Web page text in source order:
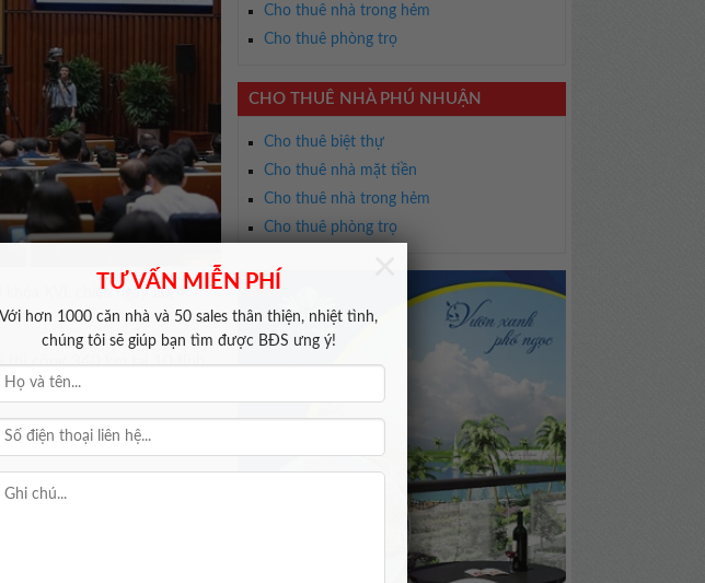
TƯ VẤN MIỄN PHÍ
Với hơn 1000 căn nhà và 50 sales thân thiện, nhiệt tình,
chúng tôi sẽ giúp bạn tìm được BĐS ưng ý!
XVI, chiều ngày 20/4.
thi công 340 km tại 10 tỉnh,
năm 2026.
đường bộ ven biển để
tổng chiều dài 6.658 km;
dựng từ lâu; riêng tuyến Hà
tuyến đường sắt quốc gia
Cho thuê nhà trong hẻm
Cho thuê phòng trọ
CHO THUÊ NHÀ PHÚ NHUẬN
Cho thuê biệt thự
Cho thuê nhà mặt tiền
Cho thuê nhà trong hẻm
Cho thuê phòng trọ